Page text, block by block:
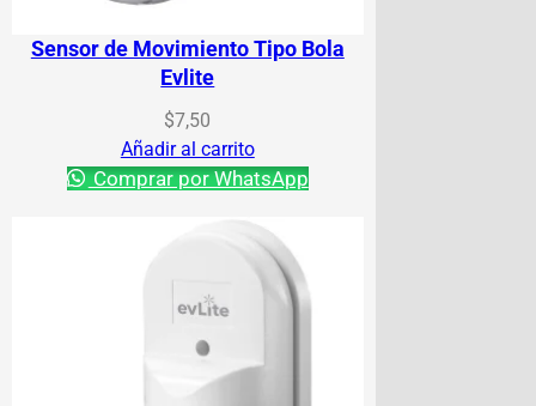
Sensor de Movimiento Tipo Bola
Evlite
$7,50
Añadir al carrito
Comprar por WhatsApp